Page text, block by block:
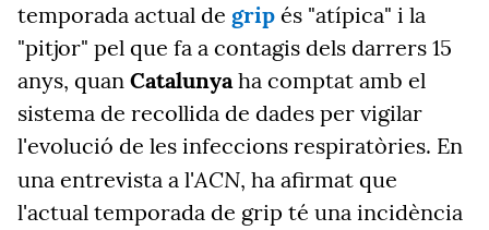
temporada actual de grip és "atípica" i la
"pitjor" pel que fa a contagis dels darrers 15
anys, quan Catalunyaha comptat amb el
sistema de recollida de dades per vigilar
l'evolució de les infeccions respiratòries. En
una entrevista a l'ACN, ha afirmat que
l'actual temporada de grip té una incidència